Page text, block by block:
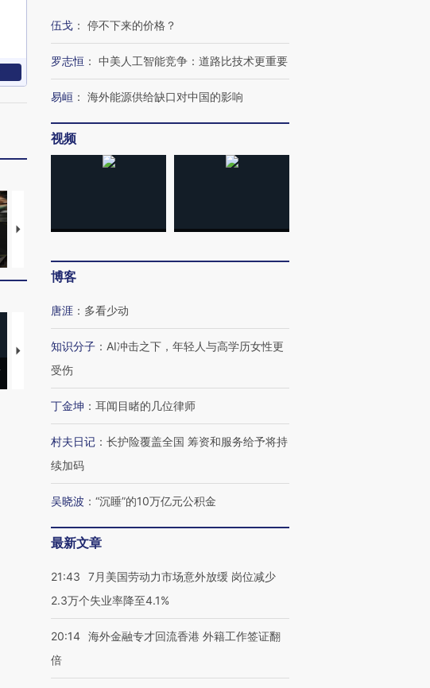
马航飞行员跨国走私7万
视线｜被称为“蟑螂”的印
育部长拱下台
视线｜“入侵”还是“人道危
飞地休达
【推广】走进第四届链博
会，让数智科技“链”接产
【商旅对话】华住集团
伍戈 ： 停不下来的价格？
罗志恒 ： 中美人工智能竞争：道路比技术更重要
易峘 ： 海外能源供给缺口对中国的影响
视频
博客
唐涯 ： 多看少动
知识分子 ： AI冲击之下，年轻人与高学历女性更
受伤
丁金坤 ： 耳闻目睹的几位律师
村夫日记 ： 长护险覆盖全国 筹资和服务给予将持
续加码
吴晓波 ： “沉睡”的10万亿元公积金
最新文章
21:43
7月美国劳动力市场意外放缓 岗位减少
2.3万个失业率降至4.1%
20:14 海外金融专才回流香港 外籍工作签证翻
倍